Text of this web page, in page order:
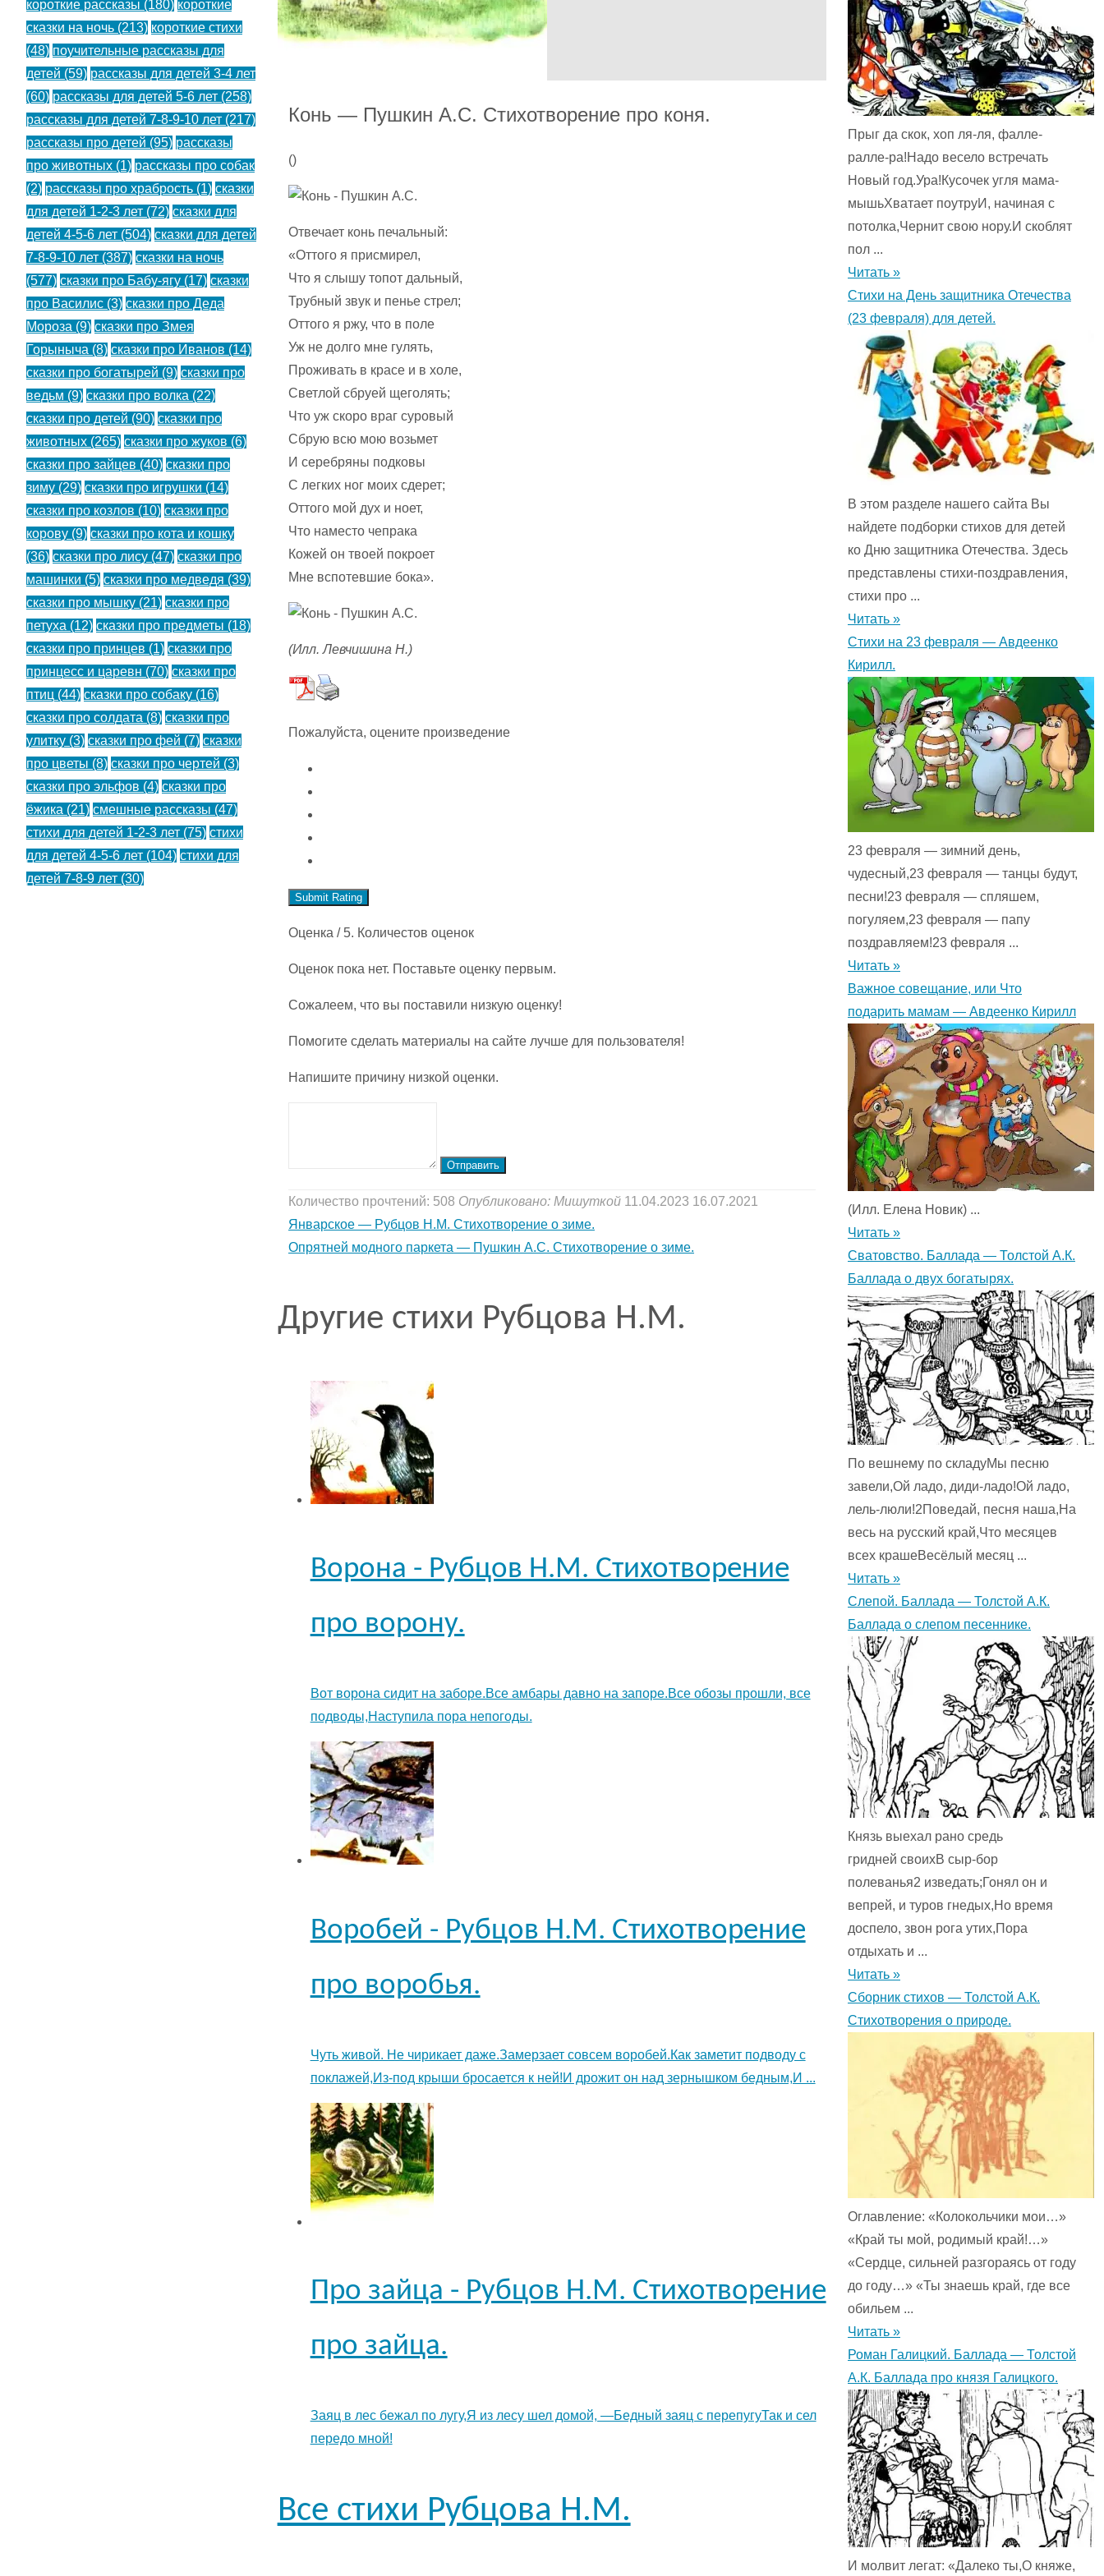
Конь — Пушкин А.С. Стихотворение про коня.
()
Отвечает конь печальный:
«Оттого я присмирел,
Что я слышу топот дальный,
Трубный звук и пенье стрел;
Оттого я ржу, что в поле
Уж не долго мне гулять,
Проживать в красе и в холе,
Светлой сбруей щеголять;
Что уж скоро враг суровый
Сбрую всю мою возьмет
И серебряны подковы
С легких ног моих сдерет;
Оттого мой дух и ноет,
Что наместо чепрака
Кожей он твоей покроет
Мне вспотевшие бока».
(Илл. Левчишина Н.)
Пожалуйста, оцените произведение
Submit Rating
Оценка / 5. Количестов оценок
Оценок пока нет. Поставьте оценку первым.
Сожалеем, что вы поставили низкую оценку!
Помогите сделать материалы на сайте лучше для пользователя!
Напишите причину низкой оценки.
Отправить
Количество прочтений: 508 Опубликовано: Мишуткой 11.04.2023 16.07.2021
Январское — Рубцов Н.М. Стихотворение о зиме.
Опрятней модного паркета — Пушкин А.С. Стихотворение о зиме.
Другие стихи Рубцова Н.М.
Ворона - Рубцов Н.М. Стихотворение
про ворону.
Вот ворона сидит на заборе.Все амбары давно на запоре.Все обозы прошли, все
подводы,Наступила пора непогоды.
Воробей - Рубцов Н.М. Стихотворение
про воробья.
Чуть живой. Не чирикает даже.Замерзает совсем воробей.Как заметит подводу с
поклажей,Из-под крыши бросается к ней!И дрожит он над зернышком бедным,И ...
Про зайца - Рубцов Н.М. Стихотворение
про зайца.
Заяц в лес бежал по лугу,Я из лесу шел домой, —Бедный заяц с перепугуТак и сел
передо мной!
Все стихи Рубцова Н.М.
короткие рассказы (180) короткие
сказки на ночь (213) короткие стихи
(48) поучительные рассказы для
детей (59) рассказы для детей 3-4 лет
(60) рассказы для детей 5-6 лет (258)
рассказы для детей 7-8-9-10 лет (217)
рассказы про детей (95) рассказы
про животных (1) рассказы про собак
(2) рассказы про храбрость (1) сказки
для детей 1-2-3 лет (72) сказки для
детей 4-5-6 лет (504) сказки для детей
7-8-9-10 лет (387) сказки на ночь
(577) сказки про Бабу-ягу (17) сказки
про Василис (3) сказки про Деда
Мороза (9) сказки про Змея
Горыныча (8) сказки про Иванов (14)
сказки про богатырей (9) сказки про
ведьм (9) сказки про волка (22)
сказки про детей (90) сказки про
животных (265) сказки про жуков (6)
сказки про зайцев (40) сказки про
зиму (29) сказки про игрушки (14)
сказки про козлов (10) сказки про
корову (9) сказки про кота и кошку
(36) сказки про лису (47) сказки про
машинки (5) сказки про медведя (39)
сказки про мышку (21) сказки про
петуха (12) сказки про предметы (18)
сказки про принцев (1) сказки про
принцесс и царевн (70) сказки про
птиц (44) сказки про собаку (16)
сказки про солдата (8) сказки про
улитку (3) сказки про фей (7) сказки
про цветы (8) сказки про чертей (3)
сказки про эльфов (4) сказки про
ёжика (21) смешные рассказы (47)
стихи для детей 1-2-3 лет (75) стихи
для детей 4-5-6 лет (104) стихи для
детей 7-8-9 лет (30)
Прыг да скок, хоп ля-ля, фалле-
ралле-ра!Надо весело встречать
Новый год.Ура!Кусочек угля мама-
мышьХватает поутруИ, начиная с
потолка,Чернит свою нору.И скоблят
пол ...
Читать »
Стихи на День защитника Отечества
(23 февраля) для детей.
В этом разделе нашего сайта Вы
найдете подборки стихов для детей
ко Дню защитника Отечества. Здесь
представлены стихи-поздравления,
стихи про ...
Читать »
Стихи на 23 февраля — Авдеенко
Кирилл.
23 февраля — зимний день,
чудесный,23 февраля — танцы будут,
песни!23 февраля — спляшем,
погуляем,23 февраля — папу
поздравляем!23 февраля ...
Читать »
Важное совещание, или Что
подарить мамам — Авдеенко Кирилл
(Илл. Елена Новик) ...
Читать »
Сватовство. Баллада — Толстой А.К.
Баллада о двух богатырях.
По вешнему по складуМы песню
завели,Ой ладо, диди-ладо!Ой ладо,
лель-люли!2Поведай, песня наша,На
весь на русский край,Что месяцев
всех крашеВесёлый месяц ...
Читать »
Слепой. Баллада — Толстой А.К.
Баллада о слепом песеннике.
Князь выехал рано средь
гридней своихВ сыр-бор
полеванья2 изведать;Гонял он и
вепрей, и туров гнедых,Но время
доспело, звон рога утих,Пора
отдыхать и ...
Читать »
Сборник стихов — Толстой А.К.
Стихотворения о природе.
Оглавление: «Колокольчики мои…»
«Край ты мой, родимый край!…»
«Сердце, сильней разгораясь от году
до году…» «Ты знаешь край, где все
обильем ...
Читать »
Роман Галицкий. Баллада — Толстой
А.К. Баллада про князя Галицкого.
И молвит легат: «Далеко ты,О княже,